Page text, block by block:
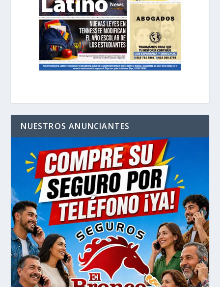
NUESTROS ANUNCIANTES